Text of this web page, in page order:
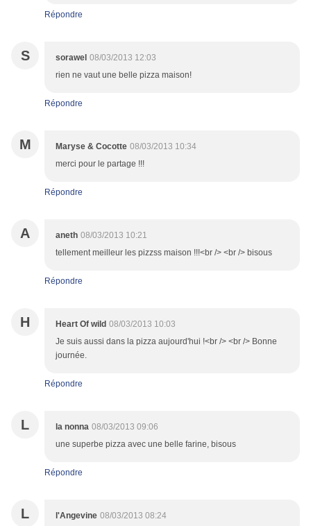
Répondre
S sorawel 08/03/2013 12:03
rien ne vaut une belle pizza maison!
Répondre
M Maryse & Cocotte 08/03/2013 10:34
merci pour le partage !!!
Répondre
A aneth 08/03/2013 10:21
tellement meilleur les pizzss maison !!!<br /> <br /> bisous
Répondre
H Heart Of wild 08/03/2013 10:03
Je suis aussi dans la pizza aujourd'hui !<br /> <br /> Bonne
journée.
Répondre
L la nonna 08/03/2013 09:06
une superbe pizza avec une belle farine, bisous
Répondre
L l'Angevine 08/03/2013 08:24